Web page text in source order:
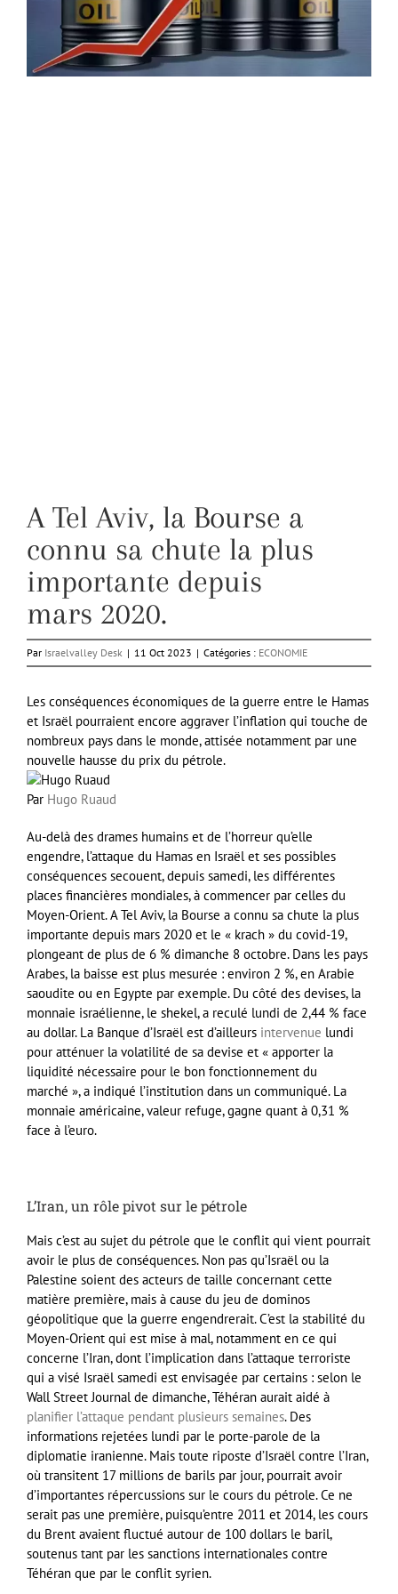
A Tel Aviv, la Bourse a
connu sa chute la plus
importante depuis
mars 2020.
Par Israelvalley Desk | 11 Oct 2023 | Catégories : ECONOMIE
Les conséquences économiques de la guerre entre le Hamas
et Israël pourraient encore aggraver l’inflation qui touche de
nombreux pays dans le monde, attisée notamment par une
nouvelle hausse du prix du pétrole.
Par Hugo Ruaud
Au-delà des drames humains et de l’horreur qu’elle
engendre, l’attaque du Hamas en Israël et ses possibles
conséquences secouent, depuis samedi, les différentes
places financières mondiales, à commencer par celles du
Moyen-Orient. A Tel Aviv, la Bourse a connu sa chute la plus
importante depuis mars 2020 et le « krach » du covid-19,
plongeant de plus de 6 % dimanche 8 octobre. Dans les pays
Arabes, la baisse est plus mesurée : environ 2 %, en Arabie
saoudite ou en Egypte par exemple. Du côté des devises, la
monnaie israélienne, le shekel, a reculé lundi de 2,44 % face
au dollar. La Banque d’Israël est d’ailleurs intervenue lundi
pour atténuer la volatilité de sa devise et « apporter la
liquidité nécessaire pour le bon fonctionnement du
marché », a indiqué l’institution dans un communiqué. La
monnaie américaine, valeur refuge, gagne quant à 0,31 %
face à l’euro.
L’Iran, un rôle pivot sur le pétrole
Mais c’est au sujet du pétrole que le conflit qui vient pourrait
avoir le plus de conséquences. Non pas qu’Israël ou la
Palestine soient des acteurs de taille concernant cette
matière première, mais à cause du jeu de dominos
géopolitique que la guerre engendrerait. C’est la stabilité du
Moyen-Orient qui est mise à mal, notamment en ce qui
concerne l’Iran, dont l’implication dans l’attaque terroriste
qui a visé Israël samedi est envisagée par certains : selon le
Wall Street Journal de dimanche, Téhéran aurait aidé à
planifier l’attaque pendant plusieurs semaines. Des
informations rejetées lundi par le porte-parole de la
diplomatie iranienne. Mais toute riposte d’Israël contre l’Iran,
où transitent 17 millions de barils par jour, pourrait avoir
d’importantes répercussions sur le cours du pétrole. Ce ne
serait pas une première, puisqu’entre 2011 et 2014, les cours
du Brent avaient fluctué autour de 100 dollars le baril,
soutenus tant par les sanctions internationales contre
Téhéran que par le conflit syrien.